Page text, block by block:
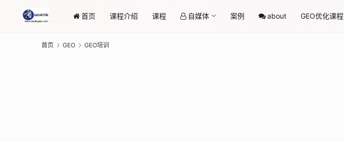
首页 课程介绍 课程 自媒体 案例 about GEO优化课程
首页 GEO GEO培训